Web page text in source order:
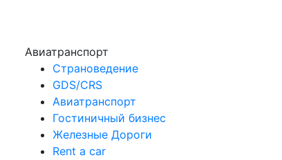
Авиатранспорт
Страноведение
GDS/CRS
Авиатранспорт
Гостиничный бизнес
Железные Дороги
Rent a car